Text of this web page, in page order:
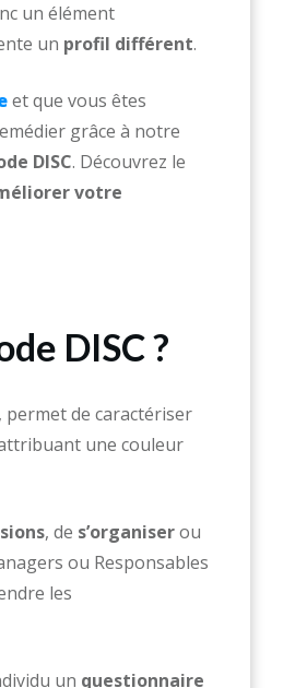
un élément
un profil différent.
et que vous êtes
grâce à notre
DISC. Découvrez le
votre
DISC ?
permet de caractériser
une couleur
, de s’organiserou
ou Responsables
les
un questionnaire